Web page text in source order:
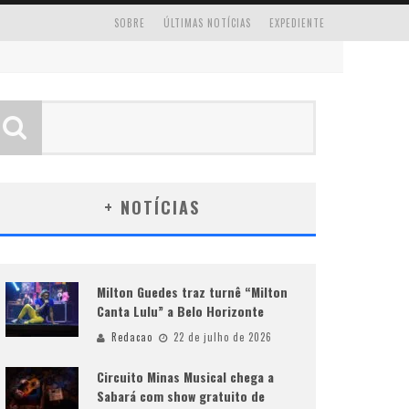
EXPEDIENTE
ÚLTIMAS NOTÍCIAS
SOBRE
+ NOTÍCIAS
Milton Guedes traz turnê “Milton
Canta Lulu” a Belo Horizonte
Redacao 22 de julho de 2026
Circuito Minas Musical chega a
Sabará com show gratuito de